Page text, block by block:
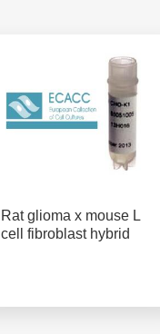
Rat glioma x mouse L
cell fibroblast hybrid